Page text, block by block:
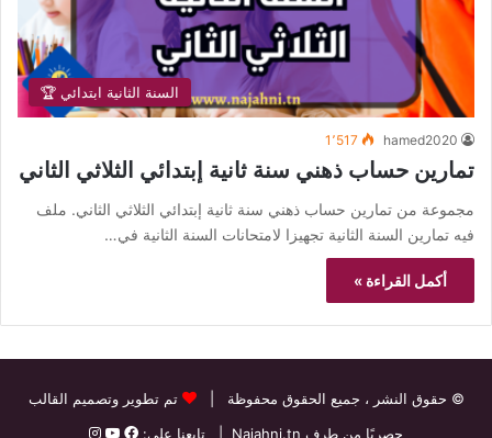
السنة الثانية ابتدائي 🏆
hamed2020 1٬517
تمارين حساب ذهني سنة ثانية إبتدائي الثلاثي الثاني
مجموعة من تمارين حساب ذهني سنة ثانية إبتدائي الثلاثي الثاني. ملف
فيه تمارين السنة الثانية تجهيزا لامتحانات السنة الثانية في…
أكمل القراءة »
© حقوق النشر ، جميع الحقوق محفوظة |
تم تطوير وتصميم القالب
حصريًا من طرف Najahni.tn | تابعنا على: